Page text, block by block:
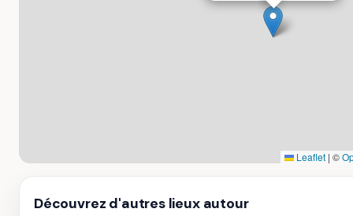
Leaflet | ©
Découvrez d'autres lieux autour